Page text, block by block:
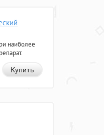
наиболее
Купить